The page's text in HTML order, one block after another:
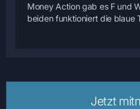
Money Action gab es F und
beiden funktioniert die blaue
Jetzt